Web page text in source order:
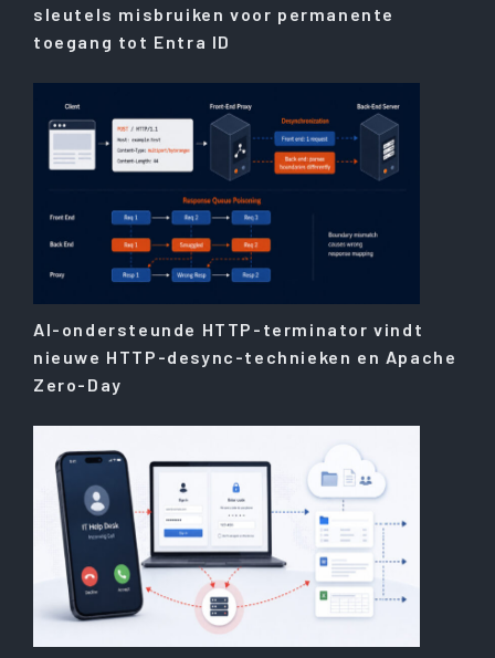
sleutels misbruiken voor permanente
toegang tot Entra ID
AI-ondersteunde HTTP-terminator vindt
nieuwe HTTP-desync-technieken en Apache
Zero-Day